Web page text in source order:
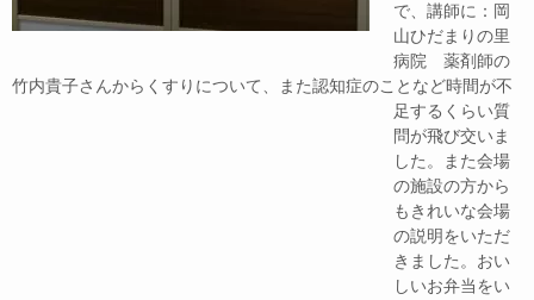
で、講師に：岡
山ひだまりの里
病院 薬剤師の
竹内貴子さんからくすりについて、また認知症のことなど時間が不
足するくらい質
問が飛び交いま
した。また会場
の施設の方から
もきれいな会場
の説明をいただ
きました。おい
しいお弁当をい